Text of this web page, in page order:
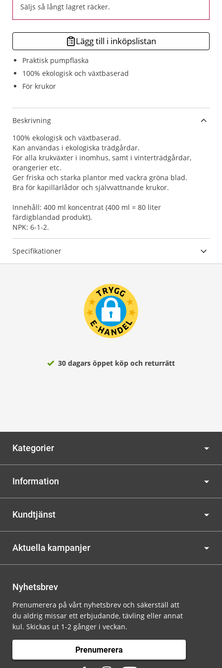
Praktisk pumpflaska
100% ekologisk och växtbaserad
För krukor
Säljs så långt lagret räcker.
Lägg till i inköpslistan
Beskrivning
100% ekologisk och växtbaserad.
Kan användas i ekologiska trädgårdar.
För alla krukväxter i inomhus, samt i vinterträdgårdar,
orangerier etc.
Ger friska och starka plantor med vackra gröna blad.
Bra för kapillärlådor och självvattnande krukor.
Innehåll: 400 ml koncentrat (400 ml = 80 liter
färdigblandad produkt).
NPK: 6-1-2.
Specifikationer
30 dagars öppet köp och returrätt
Kategorier
Information
Kundtjänst
Aktuella kampanjer
Nyhetsbrev
Prenumerera på vårt nyhetsbrev och säkerställ att
du aldrig missar ett erbjudande, tävling eller annat
kul. Skickas ut 1-2 gånger i veckan.
Prenumerera